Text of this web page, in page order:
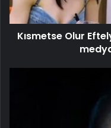
Kısmetse Olur